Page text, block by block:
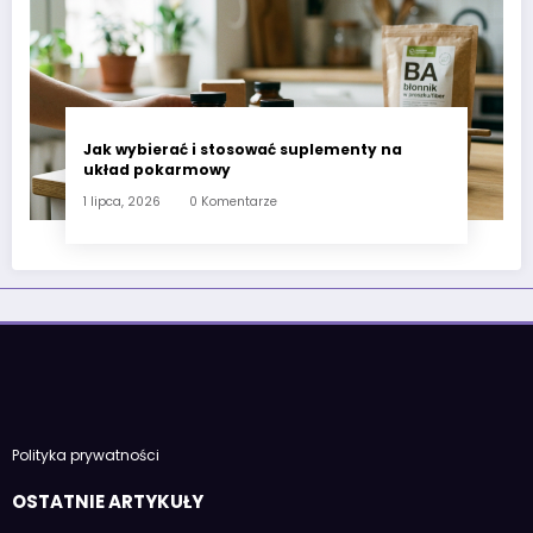
Jak wybierać i stosować suplementy na
układ pokarmowy
1 lipca, 2026 0 Komentarze
Polityka prywatności
OSTATNIE ARTYKUŁY